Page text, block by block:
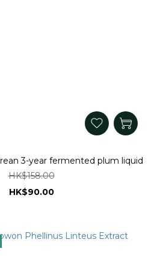
3-year fermented plum liquid
HK$158.00
HK$90.00